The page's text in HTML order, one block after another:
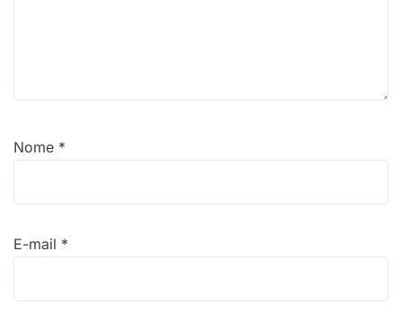
Nome *
E-mail *